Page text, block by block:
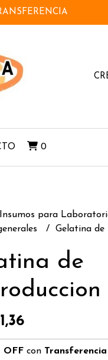
0
Insumos para
Gelatina de
de
OFF con Transferencia